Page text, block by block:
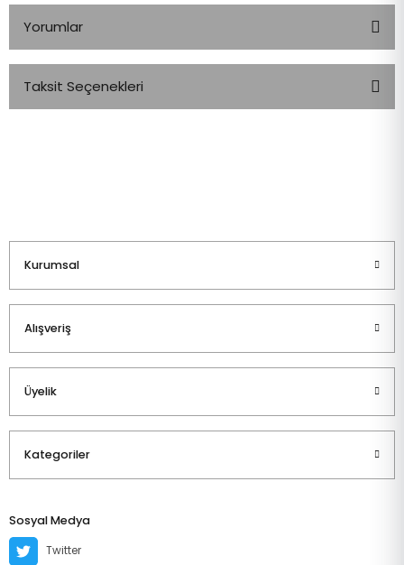
Yorumlar
Taksit Seçenekleri
Kurumsal
Alışveriş
Üyelik
Kategoriler
Sosyal Medya
Twitter